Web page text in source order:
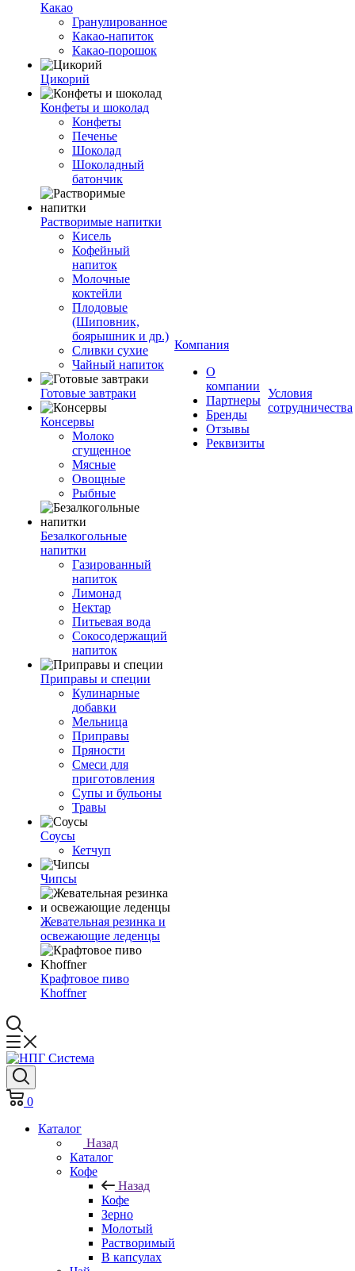
Какао
Гранулированное
Какао-напиток
Какао-порошок
Цикорий
Конфеты и шоколад
Конфеты
Печенье
Шоколад
Шоколадный
батончик
Растворимые напитки
Кисель
Кофейный
напиток
Молочные
коктейли
Плодовые
(Шиповник,
боярышник и др.)
Сливки сухие
Чайный напиток
Готовые завтраки
Консервы
Молоко
сгущенное
Мясные
Овощные
Рыбные
Безалкогольные
напитки
Газированный
напиток
Лимонад
Нектар
Питьевая вода
Сокосодержащий
напиток
Приправы и специи
Кулинарные
добавки
Мельница
Приправы
Пряности
Смеси для
приготовления
Супы и бульоны
Травы
Соусы
Кетчуп
Чипсы
Жевательная резинка и
освежающие леденцы
Крафтовое пиво
Khoffner
Компания
О
компании
Партнеры
Бренды
Отзывы
Реквизиты
Условия
сотрудничества
0
Каталог
Назад
Каталог
Кофе
Назад
Кофе
Зерно
Молотый
Растворимый
В капсулах